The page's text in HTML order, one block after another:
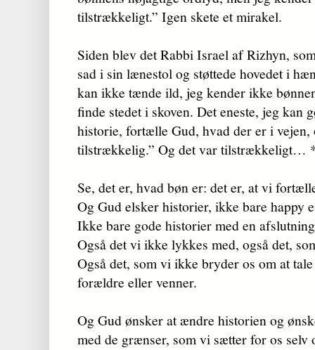
tilstrækkeligt.” Igen skete et mirakel.
Siden blev det Rabbi Israel af Rizhyn,
sad i sin lænestol og støttede hovedet i
kan ikke tænde ild, jeg kender ikke
finde stedet i skoven. Det eneste, jeg kan
historie, fortælle Gud, hvad der er i
tilstrækkelig.” Og det var tilstrækkeligt…
Se, det er, hvad bøn er: det er, at vi
Og Gud elsker historier, ikke bare happy
Ikke bare gode historier med en
Også det vi ikke lykkes med, også det,
Også det, som vi ikke bryder os om at
forældre eller venner.
Og Gud ønsker at ændre historien og
med de grænser, som vi sætter for os selv